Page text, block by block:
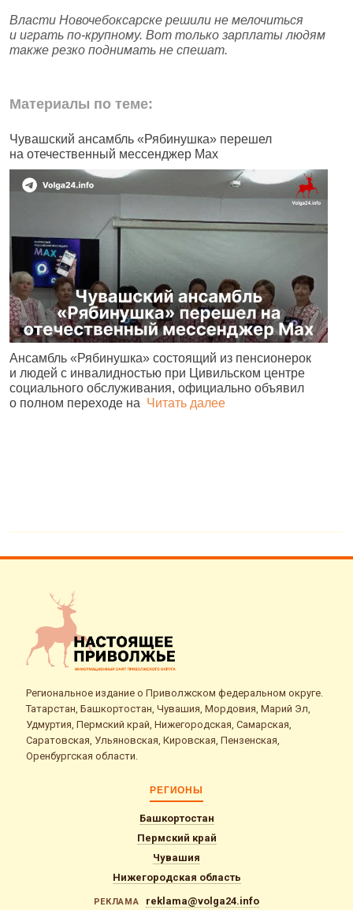
Власти Новочебоксарске решили не мелочиться
и играть по‑крупному. Вот только зарплаты людям
также резко поднимать не спешат.
Материалы по теме:
Чувашский ансамбль «Рябинушка» перешел
на отечественный мессенджер Max
Ансамбль «Рябинушка» состоящий из пенсионерок
и людей с инвалидностью при Цивильском центре
социального обслуживания, официально объявил
о полном переходе на Читать далее
Региональное издание о Приволжском федеральном округе.
Татарстан, Башкортостан, Чувашия, Мордовия, Марий Эл,
Удмуртия, Пермский край, Нижегородская, Самарская,
Саратовская, Ульяновская, Кировская, Пензенская,
Оренбургская области.
РЕГИОНЫ
Башкортостан
Пермский край
Чувашия
Нижегородская область
РЕКЛАМА reklama@volga24.info